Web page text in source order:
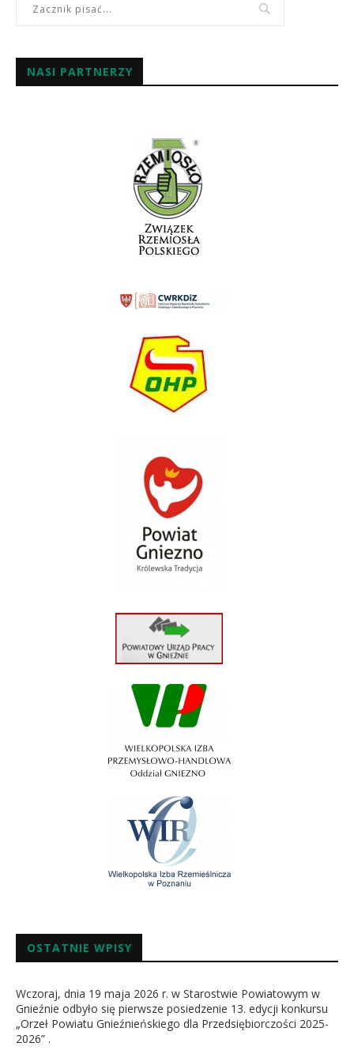
NASI PARTNERZY
OSTATNIE WPISY
Wczoraj, dnia 19 maja 2026 r. w Starostwie Powiatowym w
Gnieźnie odbyło się pierwsze posiedzenie 13. edycji konkursu
„Orzeł Powiatu Gnieźnieńskiego dla Przedsiębiorczości 2025-
2026” .